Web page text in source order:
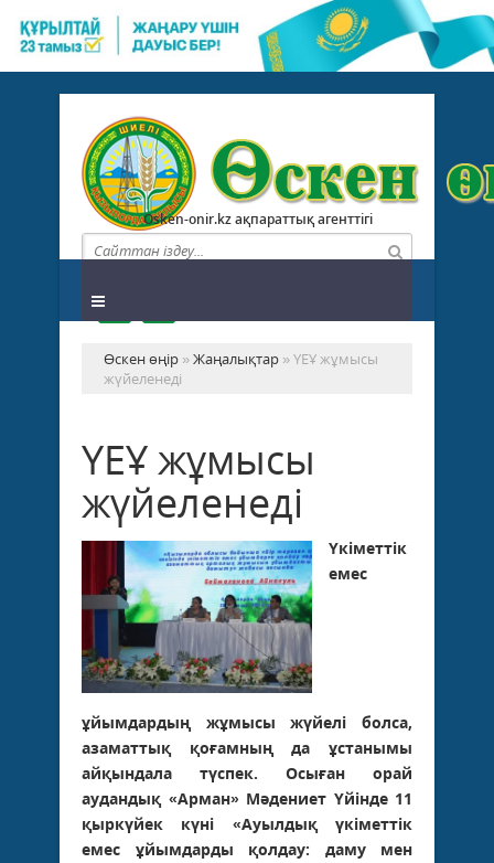
Osken-onir.kz ақпараттық агенттігі
Өскен өңір »Жаңалықтар » ҮЕҰ жұмысы
жүйеленеді
ҮЕҰ жұмысы
жүйеленеді
Үкіметтік
емес
ұйымдардың жұмысы жүйелі болса,
азаматтық қоғамның да ұстанымы
айқындала түспек. Осыған орай
аудандық «Арман» Мәдениет Үйінде 11
қыркүйек күні «Ауылдық үкіметтік
емес ұйымдарды қолдау: даму мен